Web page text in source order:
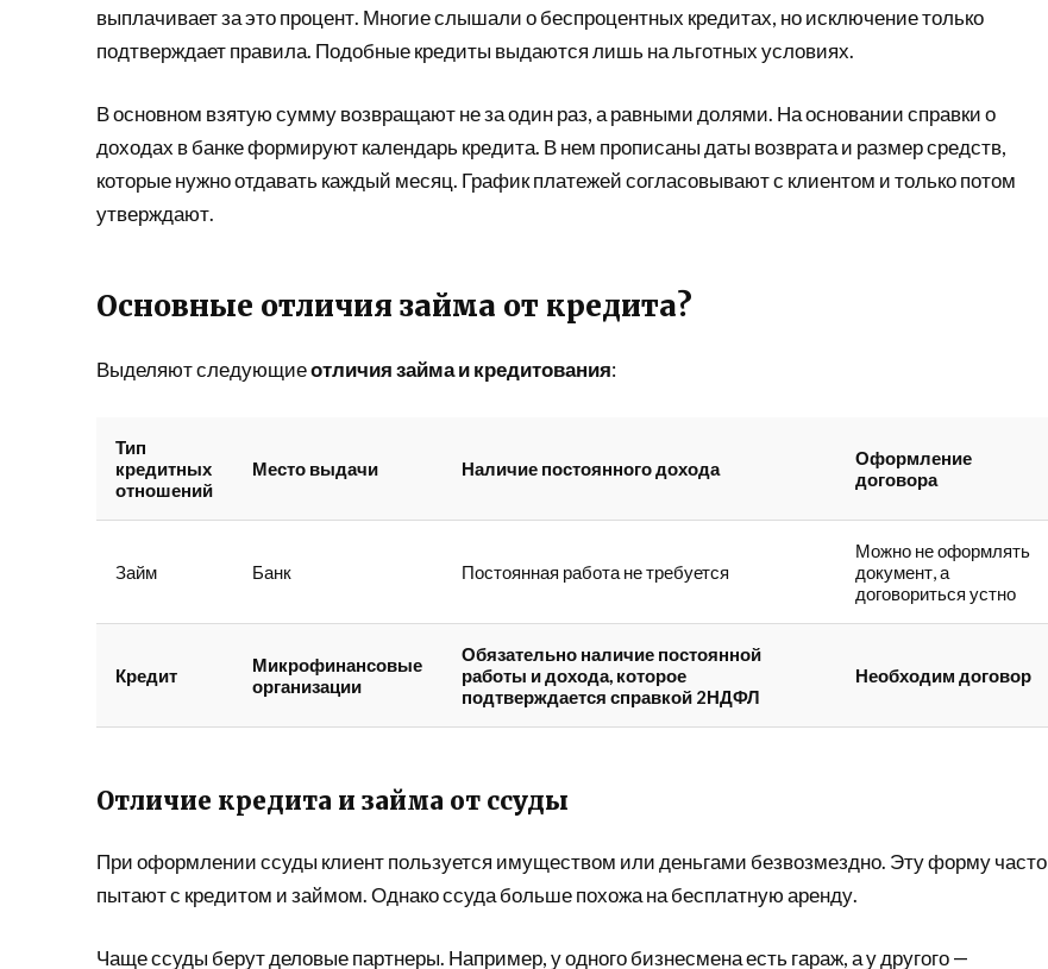
выплачивает за это процент. Многие слышали о беспроцентных кредитах, но исключение только
подтверждает правила. Подобные кредиты выдаются лишь на льготных условиях.
В основном взятую сумму возвращают не за один раз, а равными долями. На основании справки о
доходах в банке формируют календарь кредита. В нем прописаны даты возврата и размер средств,
которые нужно отдавать каждый месяц. График платежей согласовывают с клиентом и только потом
утверждают.
Основные отличия займа от кредита?
Выделяют следующиеотличия займа и кредитования:
Тип
кредитных
отношений
Место выдачи Наличие постоянного дохода
Оформление
договора
Займ Банк Постоянная работа не требуется
Можно не оформлять
документ, а
договориться устно
Кредит
Микрофинансовые
организации
Обязательно наличие постоянной
работы и дохода, которое
подтверждается справкой 2НДФЛ
Необходим договор
Отличие кредита и займа от ссуды
При оформлении ссуды клиент пользуется имуществом или деньгами безвозмездно. Эту форму часто
пытают с кредитом и займом. Однако ссуда больше похожа на бесплатную аренду.
Чаще ссуды берут деловые партнеры. Например, у одного бизнесмена есть гараж, а у другого —